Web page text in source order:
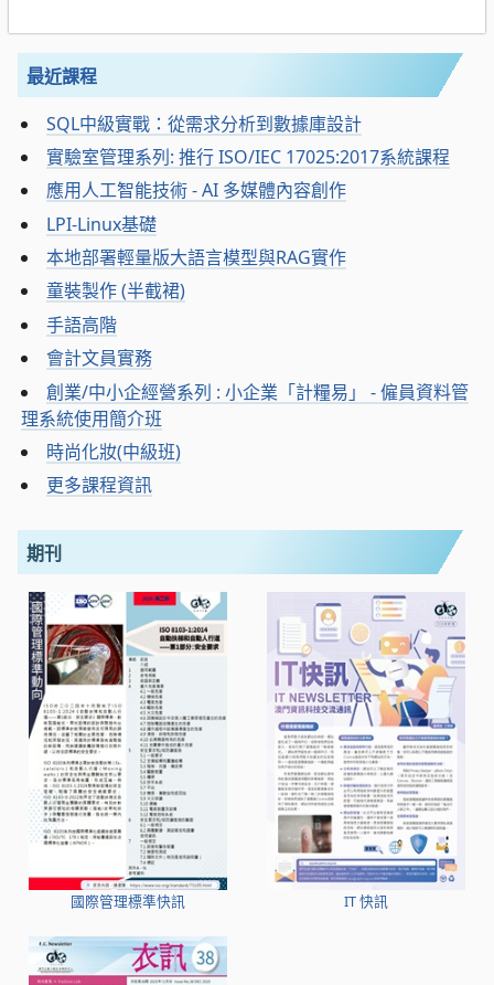
最近課程
SQL中級實戰：從需求分析到數據庫設計
實驗室管理系列: 推行 ISO/IEC 17025:2017系統課程
應用人工智能技術 - AI 多媒體內容創作
LPI-Linux基礎
本地部署輕量版大語言模型與RAG實作
童裝製作 (半截裙)
手語高階
會計文員實務
創業/中小企經營系列 : 小企業「計糧易」 - 僱員資料管
理系統使用簡介班
時尚化妝(中級班)
更多課程資訊
期刊
國際管理標準快訊 IT 快訊